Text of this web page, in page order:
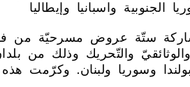
وذلك بمشاركة ستّة عروض
والتّحريك وذلك من
وسوريا ولبنان. وكرّمت هذه